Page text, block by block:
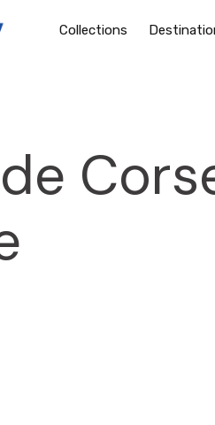
Collections